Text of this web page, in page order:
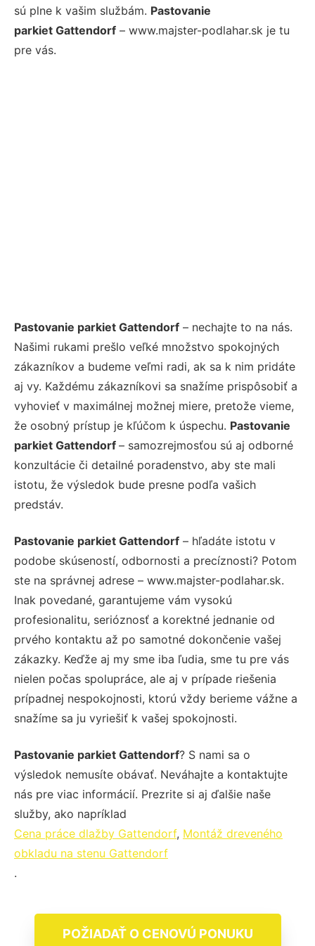
sú plne k vašim službám. Pastovanie
parkiet Gattendorf – www.majster-podlahar.sk je tu
pre vás.
Pastovanie parkiet Gattendorf – nechajte to na nás.
Našimi rukami prešlo veľké množstvo spokojných
zákazníkov a budeme veľmi radi, ak sa k nim pridáte
aj vy. Každému zákazníkovi sa snažíme prispôsobiť a
vyhovieť v maximálnej možnej miere, pretože vieme,
že osobný prístup je kľúčom k úspechu. Pastovanie
parkiet Gattendorf – samozrejmosťou sú aj odborné
konzultácie či detailné poradenstvo, aby ste mali
istotu, že výsledok bude presne podľa vašich
predstáv.
Pastovanie parkiet Gattendorf – hľadáte istotu v
podobe skúseností, odbornosti a precíznosti? Potom
ste na správnej adrese – www.majster-podlahar.sk.
Inak povedané, garantujeme vám vysokú
profesionalitu, serióznosť a korektné jednanie od
prvého kontaktu až po samotné dokončenie vašej
zákazky. Keďže aj my sme iba ľudia, sme tu pre vás
nielen počas spolupráce, ale aj v prípade riešenia
prípadnej nespokojnosti, ktorú vždy berieme vážne a
snažíme sa ju vyriešiť k vašej spokojnosti.
Pastovanie parkiet Gattendorf? S nami sa o
výsledok nemusíte obávať. Neváhajte a kontaktujte
nás pre viac informácií. Prezrite si aj ďalšie naše
služby, ako napríklad
Cena práce dlažby Gattendorf, Montáž dreveného
obkladu na stenu Gattendorf
.
POŽIADAŤ O CENOVÚ PONUKU